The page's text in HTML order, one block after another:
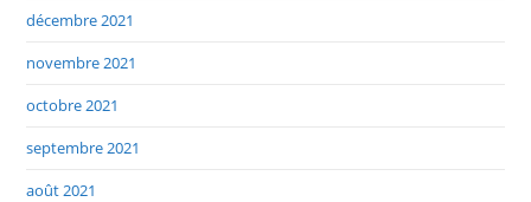
décembre 2021
novembre 2021
octobre 2021
septembre 2021
août 2021